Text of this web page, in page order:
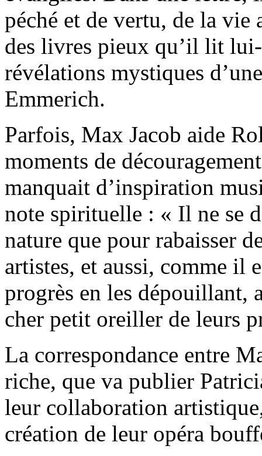
péché et de vertu, de la
des livres pieux qu’il lit
révélations mystiques
Emmerich.
Parfois, Max Jacob aide
moments de
manquait d’inspiration
note spirituelle : « Il ne se
nature que pour rabaisser
artistes, et aussi, comme il
progrès en les dépouillant,
cher petit oreiller de leurs
La correspondance entre
riche, que va publier
leur collaboration
création de leur opéra